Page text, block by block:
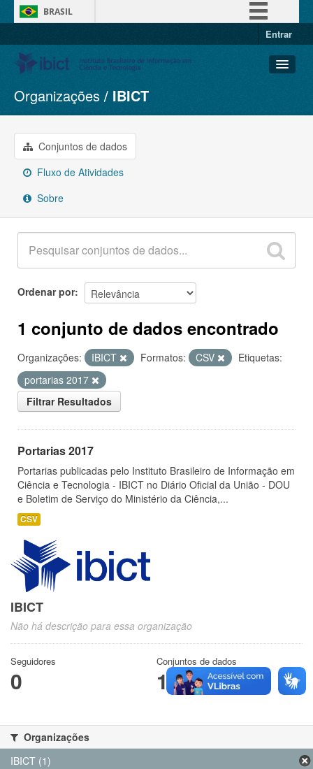
BRASIL
Entrar
Conjuntos de dados
Organizações
Grupos
Sobre
Organizações IBICT
Conjuntos de dados
Fluxo de Atividades
Sobre
Ordenar por
1 conjunto de dados encontrado
Organizações: IBICT Formatos: CSV
Etiquetas:
portarias 2017
Filtrar Resultados
Portarias 2017
Portarias publicadas pelo Instituto Brasileiro de Informação em
Ciência e Tecnologia - IBICT no Diário Oficial da União - DOU
e Boletim de Serviço do Ministério da Ciência,...
CSV
IBICT
Não há descrição para essa organização
Seguidores
0
Conjuntos de dados
1
Organizações
IBICT (1)